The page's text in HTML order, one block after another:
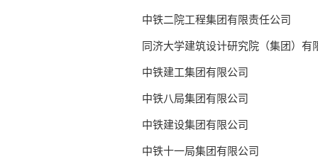
中铁二院工程集团有限责任公司
同济大学建筑设计研究院（集团）有
中铁建工集团有限公司
中铁八局集团有限公司
中铁建设集团有限公司
中铁十一局集团有限公司